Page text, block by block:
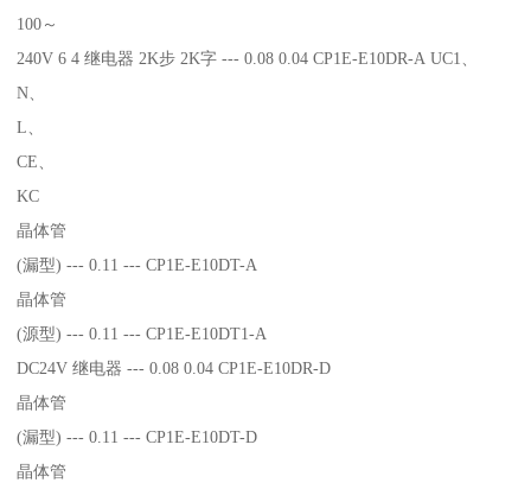
100～
240V 6 4 继电器 2K步 2K字 --- 0.08 0.04 CP1E-E10DR-A UC1、
N、
L、
CE、
KC
晶体管
(漏型) --- 0.11 --- CP1E-E10DT-A
晶体管
(源型) --- 0.11 --- CP1E-E10DT1-A
DC24V 继电器 --- 0.08 0.04 CP1E-E10DR-D
晶体管
(漏型) --- 0.11 --- CP1E-E10DT-D
晶体管